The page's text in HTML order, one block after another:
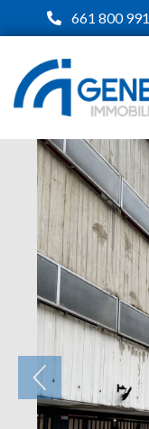
661 800 991